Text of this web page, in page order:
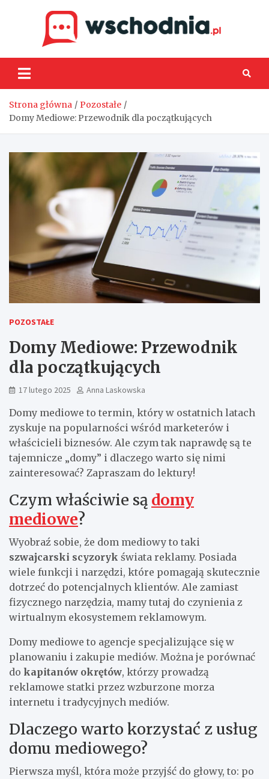
Strona główna
Pozostałe
Domy Mediowe: Przewodnik dla początkujących
POZOSTAŁE
Domy Mediowe: Przewodnik
dla początkujących
17 lutego 2025 Anna Laskowska
Domy mediowe to termin, który w ostatnich latach
zyskuje na popularności wśród marketerów i
właścicieli biznesów. Ale czym tak naprawdę są te
tajemnicze „domy” i dlaczego warto się nimi
zainteresować? Zapraszam do lektury!
Czym właściwie są domy
mediowe?
Wyobraź sobie, że dom mediowy to taki
szwajcarski scyzoryk świata reklamy. Posiada
wiele funkcji i narzędzi, które pomagają skutecznie
dotrzeć do potencjalnych klientów. Ale zamiast
fizycznego narzędzia, mamy tutaj do czynienia z
wirtualnym ekosystemem reklamowym.
Domy mediowe to agencje specjalizujące się w
planowaniu i zakupie mediów. Można je porównać
do kapitanów okrętów, którzy prowadzą
reklamowe statki przez wzburzone morza
internetu i tradycyjnych mediów.
Dlaczego warto korzystać z usług
domu mediowego?
Pierwsza myśl, która może przyjść do głowy, to: po